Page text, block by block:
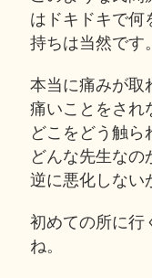
はドキドキで何
持ちは当然です。
本当に痛みが取
痛いことをされ
どこをどう触ら
どんな先生なの
逆に悪化しない
初めての所に行
ね。